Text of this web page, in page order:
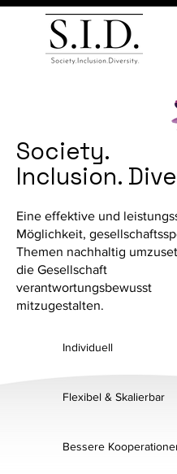
Society.
Inclusion.
Eine effektive und
Möglichkeit,
Themen nachhaltig
die Gesellschaft
verantwortungsbewusst
mitzugestalten.
Individuell
Flexibel & Skalierbar
Bessere